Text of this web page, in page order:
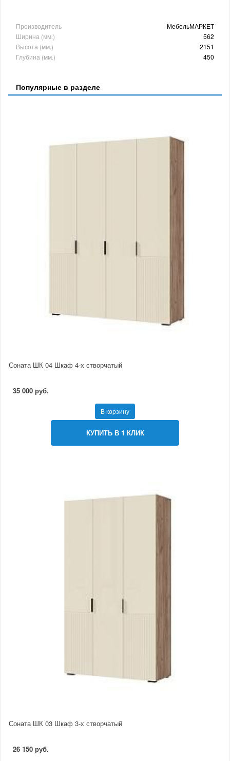
Производитель
МебельМАРКЕТ
Ширина (мм.)
562
Высота (мм.)
2151
Глубина (мм.)
450
Популярные в разделе
Соната ШК 04 Шкаф 4-х створчатый
35 000 руб.
В корзину
КУПИТЬ В 1 КЛИК
Соната ШК 03 Шкаф 3-х створчатый
26 150 руб.